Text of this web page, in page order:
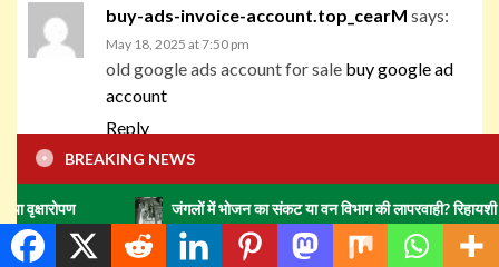
buy-ads-invoice-account.top_cearM says:
May 18, 2025 at 7:50 pm
old google ads account for sale buy google ad
account
Reply
buy-account-ads.work_cearM
May 18, 2025 at 8:27 pm
buy google ads threshold accountbuy account
BREAKING NEWS
जंगलों में भोजन का संकट या वन विभाग की लापरवाही? रिहायशी इलाकों में